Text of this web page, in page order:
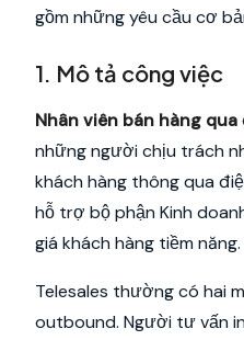
gồm những yêu cầu cơ
1. Mô tả công việc
Nhân viên bán hàng
những người chịu trách
khách hàng thông qua
hỗ trợ bộ phận Kinh
giá khách hàng tiềm năng.
Telesales thường có hai
outbound. Người tư vấn